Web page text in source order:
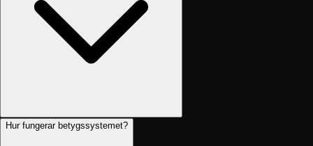
Hur fungerar betygssystemet?